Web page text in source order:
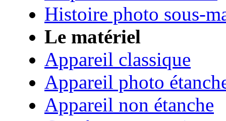
Histoire photo sous-
Le matériel
Appareil classique
Appareil photo
Appareil non étanche